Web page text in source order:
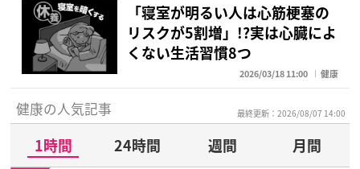
「寝室が明るい人は心筋梗塞の
リスクが5割増」!?実は心臓によ
くない生活習慣8つ
2026/03/18 11:00 健康
健康の人気記事 最終更新：2026/08/07 14:00
1時間 24時間 週間
月間